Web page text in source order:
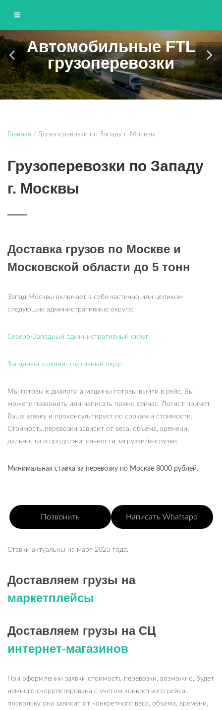
ЮНИТТРАНС
Грузоперевозки по Москве и области
Автомобильные FTL
грузоперевозки
Главная / Грузоперевозки по Западу г. Москвы
Грузоперевозки по Западу
г. Москвы
Доставка грузов по Москве и
Московской области до 5 тонн
Запад Москвы включает в себя частично или целиком
следующие административные округа:
Северо-Западный административный округ
Западный административный округ
Мы готовы к диалогу, а машины готовы выйти в рейс. Вы
можете позвонить или написать прямо сейчас. Логист примет
Вашу заявку и проконсультирует по срокам и стоимости.
Стоимость перевозки зависит от веса, объема, времени,
дальности и продолжительности загрузки/выгрузки.
Минимальная ставка за перевозку по Москве 8000 рублей.
Позвонить Написать Whatsapp
Ставки актуальны на март 2025 года.
Доставляем грузы на
маркетплейсы
Доставляем грузы на СЦ
интернет-магазинов
При оформлении заявки стоимость перевозки, возможно, будет
немного скорректирована с учетом конкретного рейса,
поскольку она зависит от конкретного веса, объема, времени,